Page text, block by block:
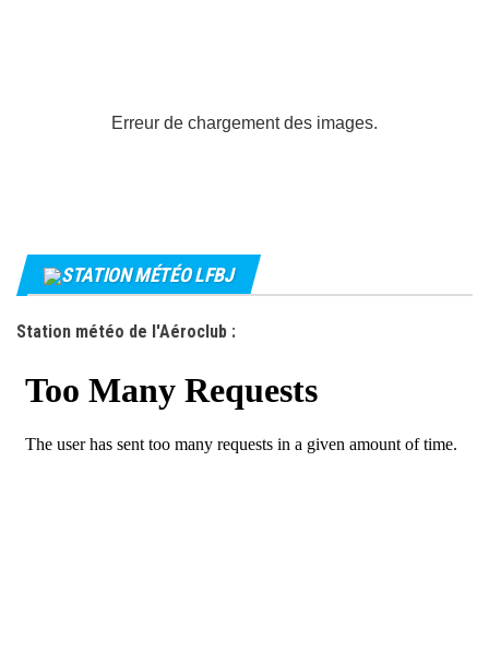
Erreur de chargement des images.
STATION MÉTÉO LFBJ
Station météo de l'Aéroclub :